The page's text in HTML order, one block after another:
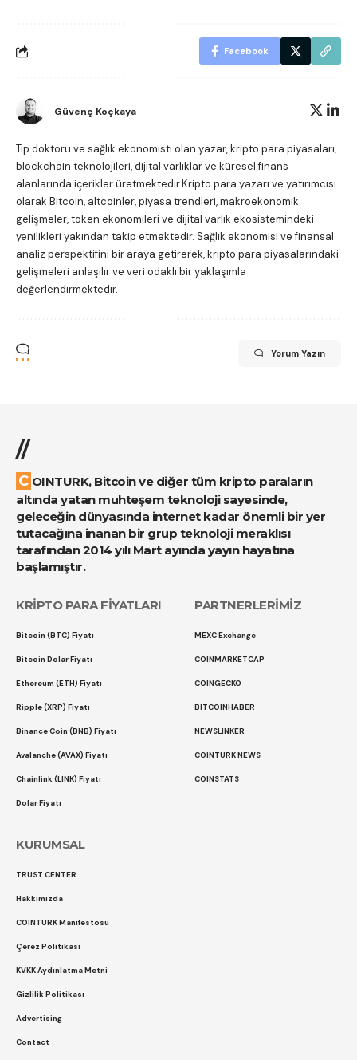
Facebook
Güvenç Koçkaya
Tıp doktoru ve sağlık ekonomisti olan yazar, kripto para piyasaları,
blockchain teknolojileri, dijital varlıklar ve küresel finans
alanlarında içerikler üretmektedir.Kripto para yazarı ve yatırımcısı
olarak Bitcoin, altcoinler, piyasa trendleri, makroekonomik
gelişmeler, token ekonomileri ve dijital varlık ekosistemindeki
yenilikleri yakından takip etmektedir. Sağlık ekonomisi ve finansal
analiz perspektifini bir araya getirerek, kripto para piyasalarındaki
gelişmeleri anlaşılır ve veri odaklı bir yaklaşımla
değerlendirmektedir.
Yorum Yazın
//
COINTURK, Bitcoin ve diğer tüm kripto paraların
altında yatan muhteşem teknoloji sayesinde,
geleceğin dünyasında internet kadar önemli bir yer
tutacağına inanan bir grup teknoloji meraklısı
tarafından 2014 yılı Mart ayında yayın hayatına
başlamıştır.
KRİPTO PARA FİYATLARI
Bitcoin (BTC) Fiyatı
Bitcoin Dolar Fiyatı
Ethereum (ETH) Fiyatı
Ripple (XRP) Fiyatı
Binance Coin (BNB) Fiyatı
Avalanche (AVAX) Fiyatı
Chainlink (LINK) Fiyatı
Dolar Fiyatı
PARTNERLERİMİZ
MEXC Exchange
COINMARKETCAP
COINGECKO
BITCOINHABER
NEWSLINKER
COINTURK NEWS
COINSTATS
KURUMSAL
TRUST CENTER
Hakkımızda
COINTURK Manifestosu
Çerez Politikası
KVKK Aydınlatma Metni
Gizlilik Politikası
Advertising
Contact